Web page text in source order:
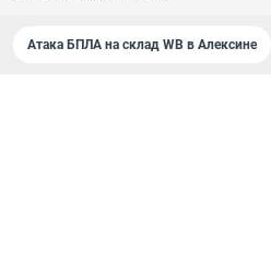
Атака БПЛА на склад WB в Алексине